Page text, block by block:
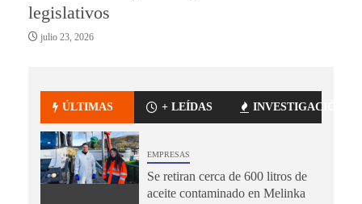
legislativos
julio 23, 2026
ÚLTIMAS + LEÍDAS INVESTIGACIÓN
EMPRESAS
Se retiran cerca de 600 litros de
aceite contaminado en Melinka